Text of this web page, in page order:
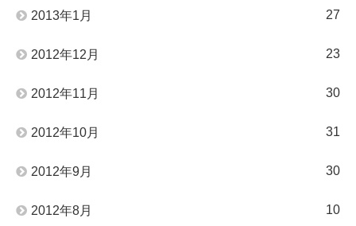
2013年1月 27
2012年12月 23
2012年11月 30
2012年10月 31
2012年9月 30
2012年8月 10